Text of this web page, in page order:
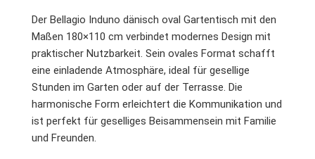
Der Bellagio Induno dänisch oval Gartentisch mit den
Maßen 180×110 cm verbindet modernes Design mit
praktischer Nutzbarkeit. Sein ovales Format schafft
eine einladende Atmosphäre, ideal für gesellige
Stunden im Garten oder auf der Terrasse. Die
harmonische Form erleichtert die Kommunikation und
ist perfekt für geselliges Beisammensein mit Familie
und Freunden.